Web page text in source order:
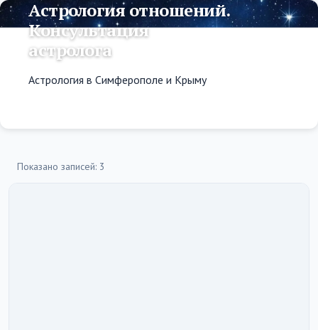
Астрология отношений.
Консультация
астролога
Астрология в Симферополе и Крыму
Показано записей: 3